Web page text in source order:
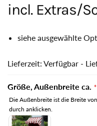
incl. Extras/
siehe ausgewählte
Lieferzeit: Verfügbar -
Größe, Außenbreite ca.
Die Außenbreite ist die Breite
durch anklicken.